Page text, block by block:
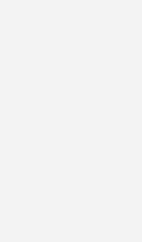
Heizungen. Der
natürlicher Kältemittel sowie
Abwasserwärme gewährt, jedoch
und 5 zeigen in Abhängigkeit der
bzw. den BEG-Zuschuss.
wechselt der Vorteil: Oberhalb
günstigere Konditionen,
Wechsel bei
wird bei typischen
2024 bzw. BEG-2024+14
mit Heizungs-Tauschbonus bzw.
Bonus verschiebt sich der
von über 40 000 Euro. Das
wird bisher unterhalb dieser